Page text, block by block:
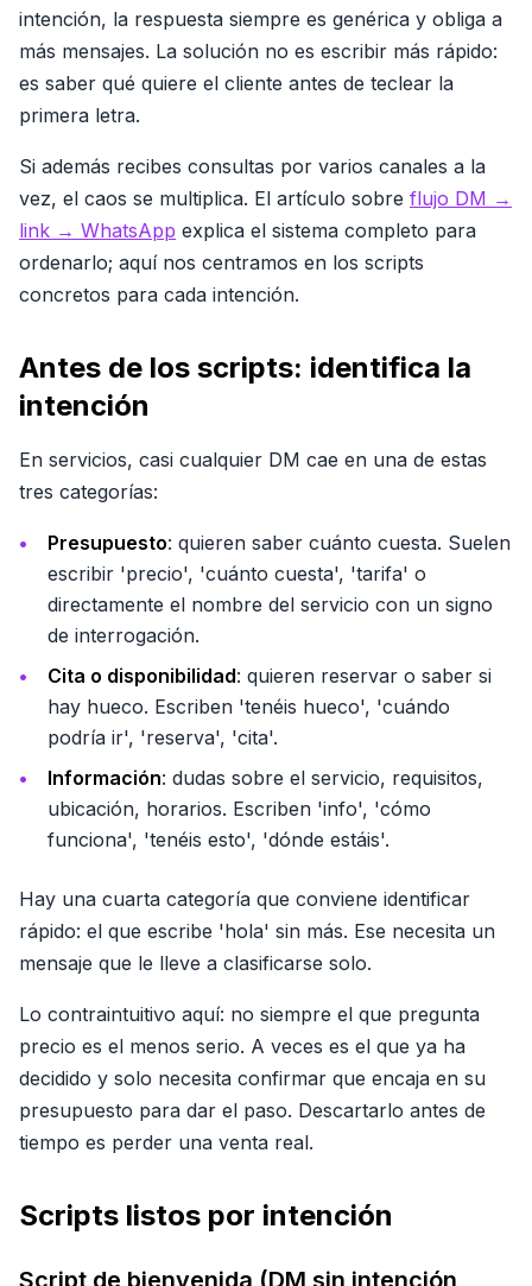
intención, la respuesta siempre es genérica y obliga a
más mensajes. La solución no es escribir más rápido:
es saber qué quiere el cliente antes de teclear la
primera letra.
Si además recibes consultas por varios canales a la
vez, el caos se multiplica. El artículo sobre flujo DM →
link → WhatsApp explica el sistema completo para
ordenarlo; aquí nos centramos en los scripts
concretos para cada intención.
Antes de los scripts: identifica la
intención
En servicios, casi cualquier DM cae en una de estas
tres categorías:
Presupuesto: quieren saber cuánto cuesta. Suelen
escribir 'precio', 'cuánto cuesta', 'tarifa' o
directamente el nombre del servicio con un signo
de interrogación.
Cita o disponibilidad: quieren reservar o saber si
hay hueco. Escriben 'tenéis hueco', 'cuándo
podría ir', 'reserva', 'cita'.
Información: dudas sobre el servicio, requisitos,
ubicación, horarios. Escriben 'info', 'cómo
funciona', 'tenéis esto', 'dónde estáis'.
Hay una cuarta categoría que conviene identificar
rápido: el que escribe 'hola' sin más. Ese necesita un
mensaje que le lleve a clasificarse solo.
Lo contraintuitivo aquí: no siempre el que pregunta
precio es el menos serio. A veces es el que ya ha
decidido y solo necesita confirmar que encaja en su
presupuesto para dar el paso. Descartarlo antes de
tiempo es perder una venta real.
Scripts listos por intención
Script de bienvenida (DM sin intención